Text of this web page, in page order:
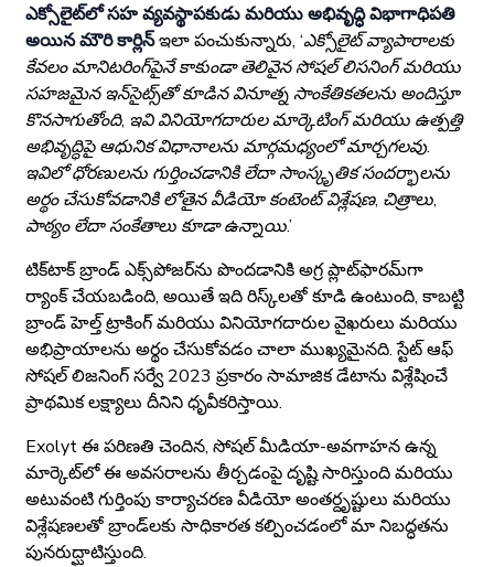
ఎక్సోలైట్‌లో సహ వ్యవస్థాపకుడు మరియు అభివృద్ధి విభాగాధిపతి
అయిన మౌరి కార్లిన్ఇలా పంచుకున్నారు, ‘ఎక్సోలైట్ వ్యాపారాలకు
కేవలం మానిటరింగ్‌పైనే కాకుండా తెలివైన సోషల్ లిసనింగ్ మరియు
సహజమైన ఇన్‌సైట్స్‌తో కూడిన వినూత్న సాంకేతికతలను అందిస్తూ
కొనసాగుతోంది, ఇవి వినియోగదారుల మార్కెటింగ్ మరియు ఉత్పత్తి
అభివృద్ధిపై ఆధునిక విధానాలను మార్గమధ్యంలో మార్చగలవు.
ఇవిలో ధోరణులను గుర్తించడానికి లేదా సాంస్కృతిక సందర్భాలను
అర్థం చేసుకోవడానికి లోతైన వీడియో కంటెంట్ విశ్లేషణ, చిత్రాలు,
పాఠ్యం లేదా సంకేతాలు కూడా ఉన్నాయి.’
టిక్‌టాక్ బ్రాండ్ ఎక్స్‌పోజర్‌ను పొందడానికి అగ్ర ప్లాట్‌ఫారమ్‌గా
ర్యాంక్ చేయబడింది, అయితే ఇది రిస్క్‌లతో కూడి ఉంటుంది, కాబట్టి
బ్రాండ్ హెల్త్ ట్రాకింగ్ మరియు వినియోగదారుల వైఖరులు మరియు
అభిప్రాయాలను అర్థం చేసుకోవడం చాలా ముఖ్యమైనది. స్టేట్ ఆఫ్
సోషల్ లిజనింగ్ సర్వే 2023 ప్రకారం సామాజిక డేటాను విశ్లేషించే
ప్రాథమిక లక్ష్యాలు దీనిని ధృవీకరిస్తాయి.
Exolyt ఈ పరిణతి చెందిన, సోషల్ మీడియా-అవగాహన ఉన్న
మార్కెట్‌లో ఈ అవసరాలను తీర్చడంపై దృష్టి సారిస్తుంది మరియు
అటువంటి గుర్తింపు కార్యాచరణ వీడియో అంతర్దృష్టులు మరియు
విశ్లేషణలతో బ్రాండ్‌లకు సాధికారత కల్పించడంలో మా నిబద్ధతను
పునరుద్ఘాటిస్తుంది.